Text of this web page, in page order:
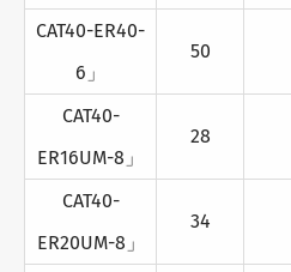
CAT40-ER40-
6」
50
CAT40-
ER16UM-8」
28
CAT40-
ER20UM-8」
34